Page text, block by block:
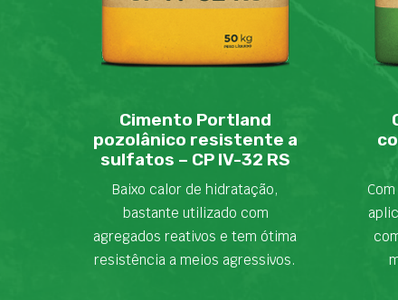
Cimento Portland
pozolânico resistente a
sulfatos – CP IV-32 RS
Baixo calor de hidratação,
bastante utilizado com
agregados reativos e tem ótima
resistência a meios agressivos.